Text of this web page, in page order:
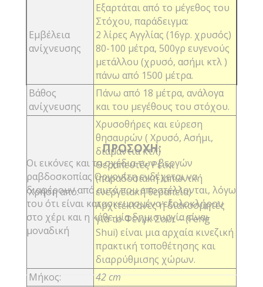
Εμβέλεια
ανίχνευσης
Εξαρτάται από το μέγεθος του
Στόχου, παράδειγμα:
2 λίρες Αγγλίας (16γρ. χρυσός)
80-100 μέτρα, 500γρ ευγενούς
μετάλλου (χρυσό, ασήμι κτλ )
πάνω από 1500 μέτρα.
Βάθος
ανίχνευσης
Πάνω από 18 μέτρα, ανάλογα
και του μεγέθους του στόχου.
Χρήση από:
Χρυσοθήρες και εύρεση
θησαυρών ( Χρυσό, Ασήμι,
διαμάντια κτλ)
Θεραπευτές Ρέικι
(παραδοσιακή Ιαπωνική
ενεργειακή θεραπεία)
Αρχιτέκτονες ή διακοσμητές
για το Φενγκ Σούι – (Feng
Shui) είναι μια αρχαία κινεζική
πρακτική τοποθέτησης και
διαρρύθμισης χώρων.
Μήκος:
42 cm
ΠΡΟΣΟΧΗ:
Οι εικόνες και τα σχέδια των βεργών
ραβδοσκοπίας Οργονίτη ενδέχεται να
διαφέρουν από αυτά που αποστέλλονται, λόγω
του ότι είναι κατασκευασμένα εξολοκλήρου
στο χέρι και η κάθε μία δημιουργία είναι
μοναδική